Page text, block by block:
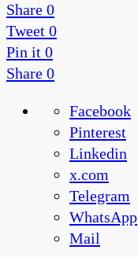
Share 0
Tweet 0
Pin it 0
Share 0
Facebook
Pinterest
Linkedin
x.com
Telegram
WhatsApp
Mail